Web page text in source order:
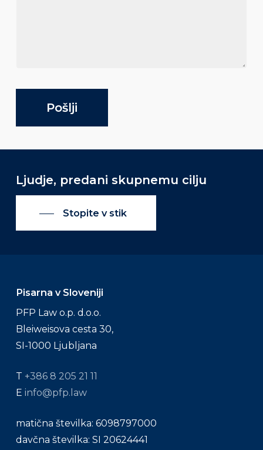
Pošlji
Ljudje, predani skupnemu cilju
Stopite v stik
Pisarna v Sloveniji
PFP Law o.p. d.o.o.
Bleiweisova cesta 30,
SI-1000 Ljubljana
T +386 8 205 21 11
E info@pfp.law
matična številka: 6098797000
davčna številka: SI 20624441